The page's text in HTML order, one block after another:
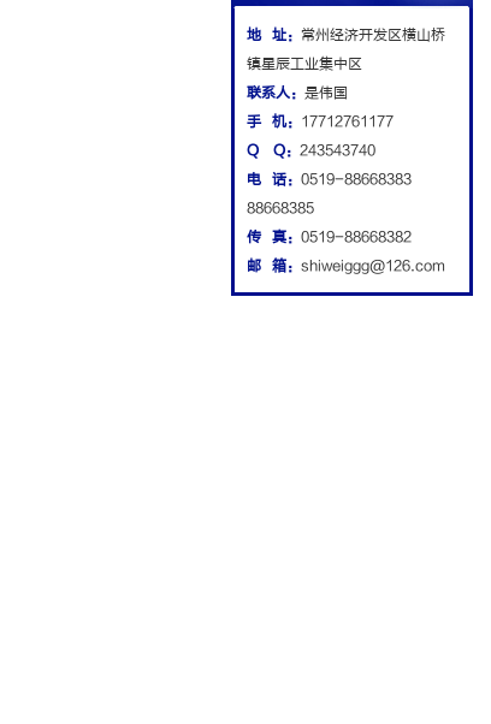
地 址： 常州经济开发区横山桥
镇星辰工业集中区
联系人： 是伟国
手 机： 17712761177
Q Q： 243543740
电 话： 0519-88668383
88668385
传 真： 0519-88668382
邮 箱： shiweiggg@126.com